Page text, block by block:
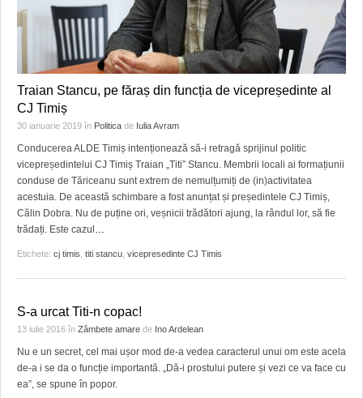
Traian Stancu, pe făraș din funcția de vicepreședinte al
CJ Timiș
30 ianuarie 2019 în Politica de Iulia Avram
Conducerea ALDE Timiș intenționează să-i retragă sprijinul politic
vicepreședintelui CJ Timiș Traian „Titi” Stancu. Membrii locali ai formațiunii
conduse de Tăriceanu sunt extrem de nemulțumiți de (in)activitatea
acestuia. De această schimbare a fost anunțat și președintele CJ Timiș,
Călin Dobra. Nu de puține ori, veșnicii trădători ajung, la rândul lor, să fie
trădați. Este cazul …
Etichete: cj timis titi stancu vicepresedinte CJ Timis
S-a urcat Titi-n copac!
13 iulie 2016 în Zâmbete amare de Ino Ardelean
Nu e un secret, cel mai ușor mod de-a vedea caracterul unui om este acela
de-a i se da o funcție importantă. „Dă-i prostului putere și vezi ce va face cu
ea”, se spune în popor.